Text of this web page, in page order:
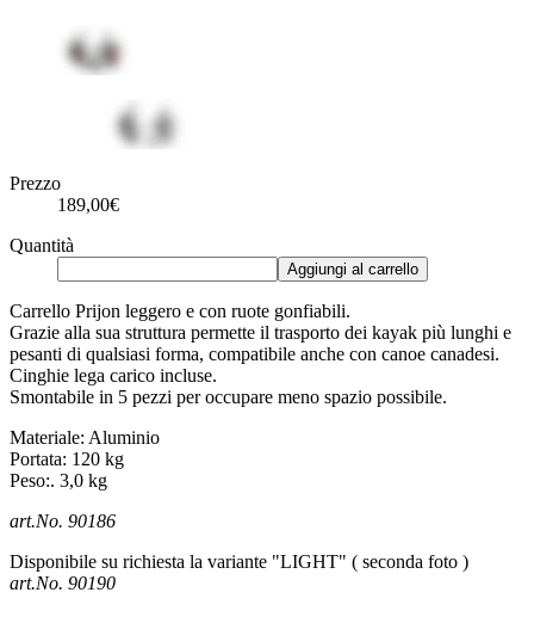
Prezzo
189,00€
Quantità
Aggiungi al carrello
Carrello Prijon leggero e con ruote gonfiabili.
Grazie alla sua struttura permette il trasporto dei kayak più lunghi e
pesanti di qualsiasi forma, compatibile anche con canoe canadesi.
Cinghie lega carico incluse.
Smontabile in 5 pezzi per occupare meno spazio possibile.
Materiale: Aluminio
Portata: 120 kg
Peso:. 3,0 kg
art.No. 90186
Disponibile su richiesta la variante "LIGHT" ( seconda foto )
art.No. 90190